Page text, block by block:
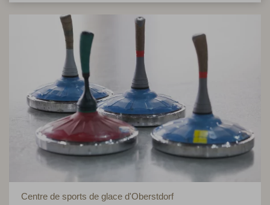
Centre de sports de glace d'Oberstdorf